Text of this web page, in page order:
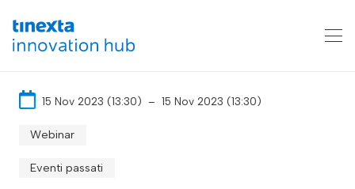
15 Nov 2023 (13:30) – 15 Nov 2023 (13:30)
Webinar
Eventi passati